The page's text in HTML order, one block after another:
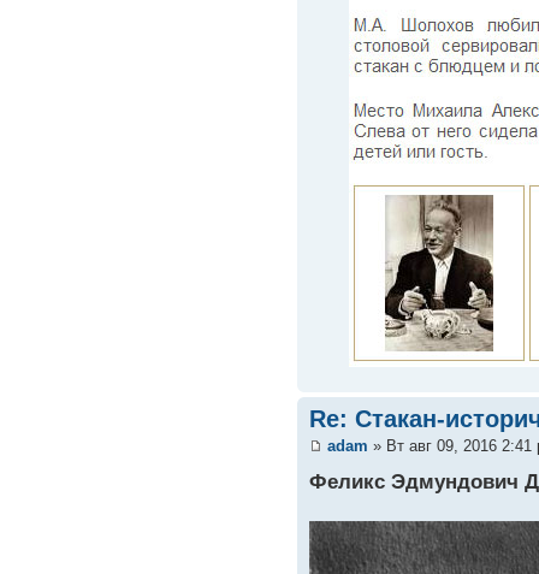
Re: Стакан-
adam » Вт авг 09, 2016 2:41
Феликс Эдмундович